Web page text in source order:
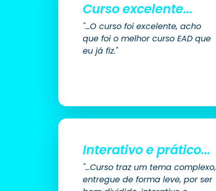
Curso excelente...
"...O curso foi excelente, acho
que foi o melhor curso EAD que
eu já fiz."
Interativo e prático...
"...Curso traz um tema complexo,
entregue de forma leve, por ser